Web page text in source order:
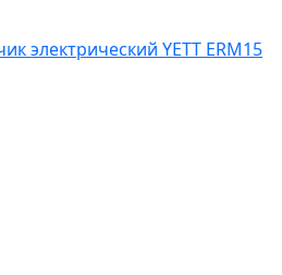
электрический YETT ERM15